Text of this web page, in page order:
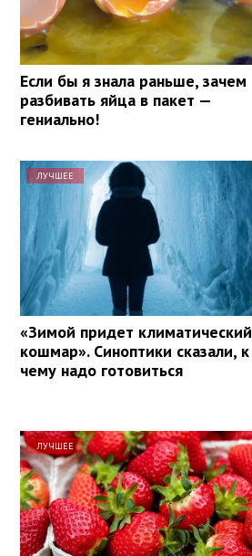
Если бы я знала раньше, зачем
разбивать яйца в пакет —
гениально!
ЛУЧШЕЕ
«Зимой придет климатический
кошмар». Синоптики сказали, к
чему надо готовиться
ЛУЧШЕЕ